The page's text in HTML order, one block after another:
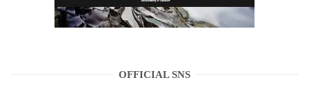
OFFICIAL SNS